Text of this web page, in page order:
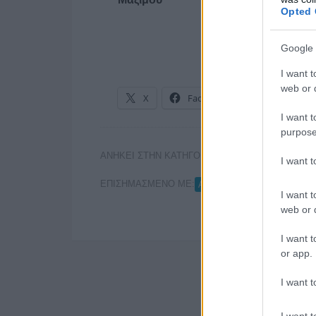
Opted
Google
I want
web or
I want
I want
I want
web or
I want
or app.
I want
X Facebook
ΑΝΗΚΕΙ ΣΤΗΝ ΚΑΤΗΓΟΡΙΑ: ,
ΕΠΙΣΗΜΑΣΜΕΝΟ ΜΕ: ANTENNA